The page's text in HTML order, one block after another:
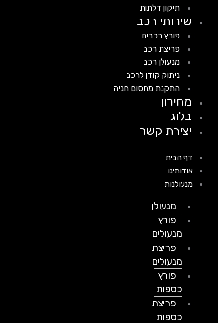
תיקון דלתות
שירותי רכב
פורץ רכבים
פריצת רכב
מנעולן רכב
ניתוק קודן לרכב
התקנת מחסום חניה
מחירון
בלוג
יצירת קשר
דף הבית
אודותינו
מנעולנות
מנעולן
פורץ
מנעולים
פריצת
מנעולים
פורץ
כספות
פריצת
כספות